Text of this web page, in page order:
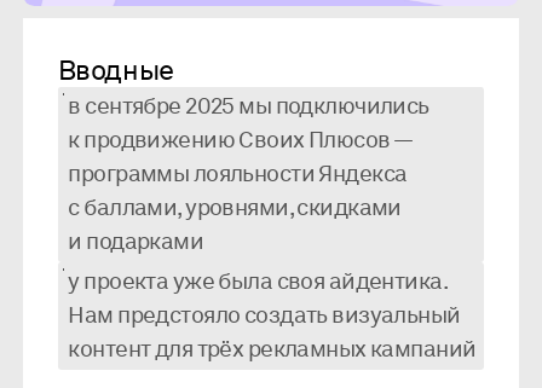
Вводные
в сентябре 2025 мы подключились
к продвижению Своих Плюсов —
программы лояльности Яндекса
с баллами, уровнями, скидками
и подарками
у проекта уже была своя айдентика.
Нам предстояло создать визуальный
контент для трёх рекламных кампаний